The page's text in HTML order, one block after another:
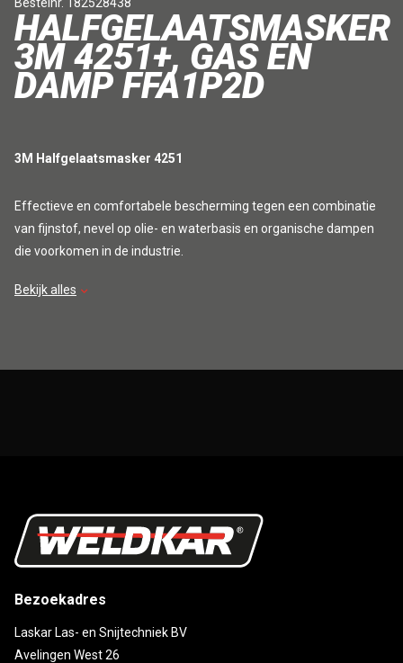
HALFGELAATSMASKER
3M 4251+, GAS EN
DAMP FFA1P2D
3M Halfgelaatsmasker 4251
Effectieve en comfortabele bescherming tegen een combinatie
van fijnstof, nevel op olie- en waterbasis en organische dampen
die voorkomen in de industrie.
Bekijk alles
Bezoekadres
Laskar Las- en Snijtechniek BV
Avelingen West 26